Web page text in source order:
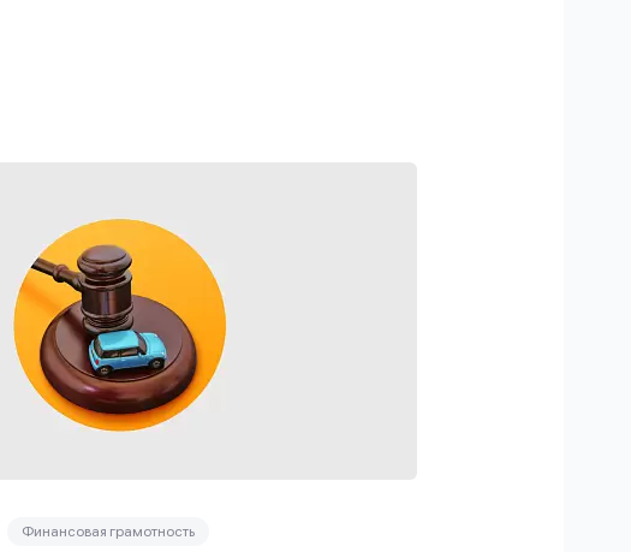
Финансовая грамотность